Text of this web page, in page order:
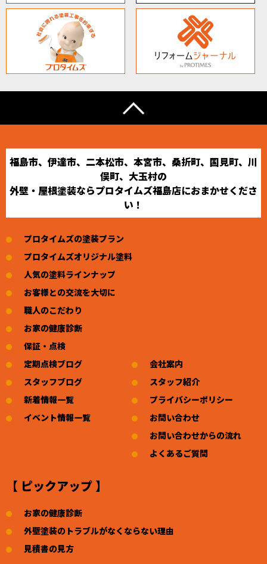
福島市、伊達市、二本松市、本宮市、桑折町、国見町、川
俣町、大玉村の
外壁・屋根塗装ならプロタイムズ福島店におまかせくださ
い！
プロタイムズの塗装プラン
プロタイムズオリジナル塗料
人気の塗料ラインナップ
お客様との交流を大切に
職人のこだわり
お家の健康診断
保証・点検
定期点検ブログ
スタッフブログ
新着情報一覧
イベント情報一覧
会社案内
スタッフ紹介
プライバシーポリシー
お問い合わせ
お問い合わせからの流れ
よくあるご質問
【 ピックアップ 】
お家の健康診断
外壁塗装のトラブルがなくならない理由
見積書の見方